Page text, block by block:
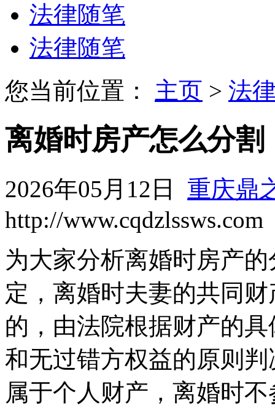
法律随笔
法律随笔
您当前位置： 主页 > 法
离婚时房产怎么分割
2026年05月12日 重庆鼎
http://www.cqdzlssws.com
为大家分析离婚时房产
定，离婚时夫妻的共同
的，由法院根据财产的
和无过错方权益的原则
属于个人财产，离婚时